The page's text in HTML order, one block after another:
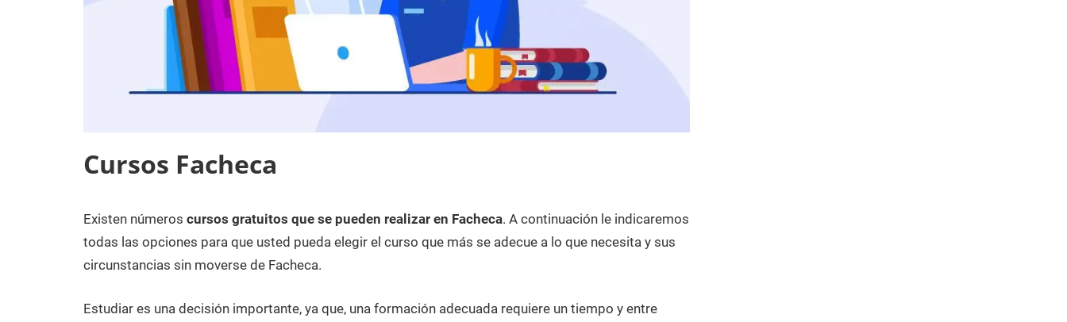
Cursos Facheca
3
de
diciembre
2020
Maria
Cursos
en
Alicante
Existen números cursos gratuitos que se pueden realizar en Facheca. A continuación le indicaremos
todas las opciones para que usted pueda elegir el curso que más se adecue a lo que necesita y sus
circunstancias sin moverse de Facheca.
Estudiar es una decisión importante, ya que, una formación adecuada requiere un tiempo y entre